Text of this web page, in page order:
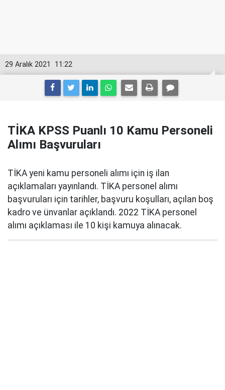
11:22
29 Aralık 2021
TİKA KPSS Puanlı 10 Kamu Personeli
Alımı Başvuruları
TİKA yeni kamu personeli alımı için iş ilan
açıklamaları yayınlandı. TİKA personel alımı
başvuruları için tarihler, başvuru koşulları, açılan boş
kadro ve ünvanlar açıklandı. 2022 TİKA personel
alımı açıklaması ile 10 kişi kamuya alınacak.